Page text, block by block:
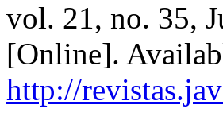
vol. 21, no. 35,
[Online].
http://